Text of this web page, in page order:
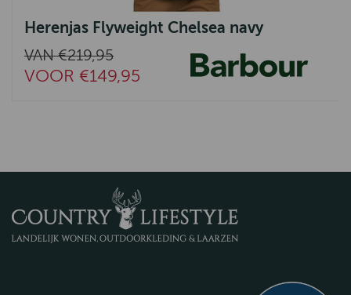
Herenjas Flyweight Chelsea navy
VAN €219,95
VOOR €149,95